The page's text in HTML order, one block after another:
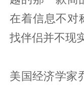
在着信息不对
找伴侣并不现
美国经济学家